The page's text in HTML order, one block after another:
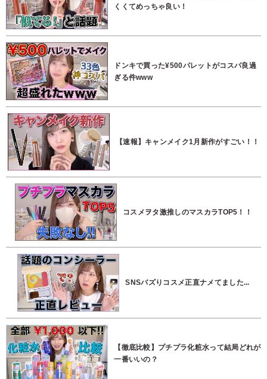
くくてめっちゃ良い！
ドンキで買った¥500パレットがコスパ良過
ぎる件www
【速報】キャンメイク1月新作がすごい！！
コスメヲタ激推しのマスカラTOP5！！
SNSバズりコスメ正直ナメてました...
【徹底比較】プチプラ化粧水って結局どれが
一番いいの？